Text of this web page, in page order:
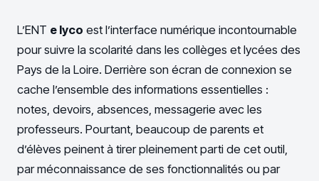
L’ENT e lyco est l’interface numérique incontournable
pour suivre la scolarité dans les collèges et lycées des
Pays de la Loire. Derrière son écran de connexion se
cache l’ensemble des informations essentielles :
notes, devoirs, absences, messagerie avec les
professeurs. Pourtant, beaucoup de parents et
d’élèves peinent à tirer pleinement parti de cet outil,
par méconnaissance de ses fonctionnalités ou par